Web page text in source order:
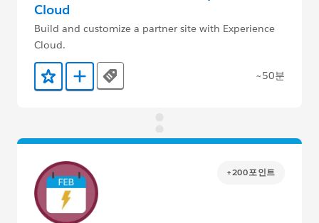
Cloud
Build and customize a partner site with Experience
Cloud.
즐겨찾기에 추가
Trailmix에 추가
Tags ~50분
+200포인트